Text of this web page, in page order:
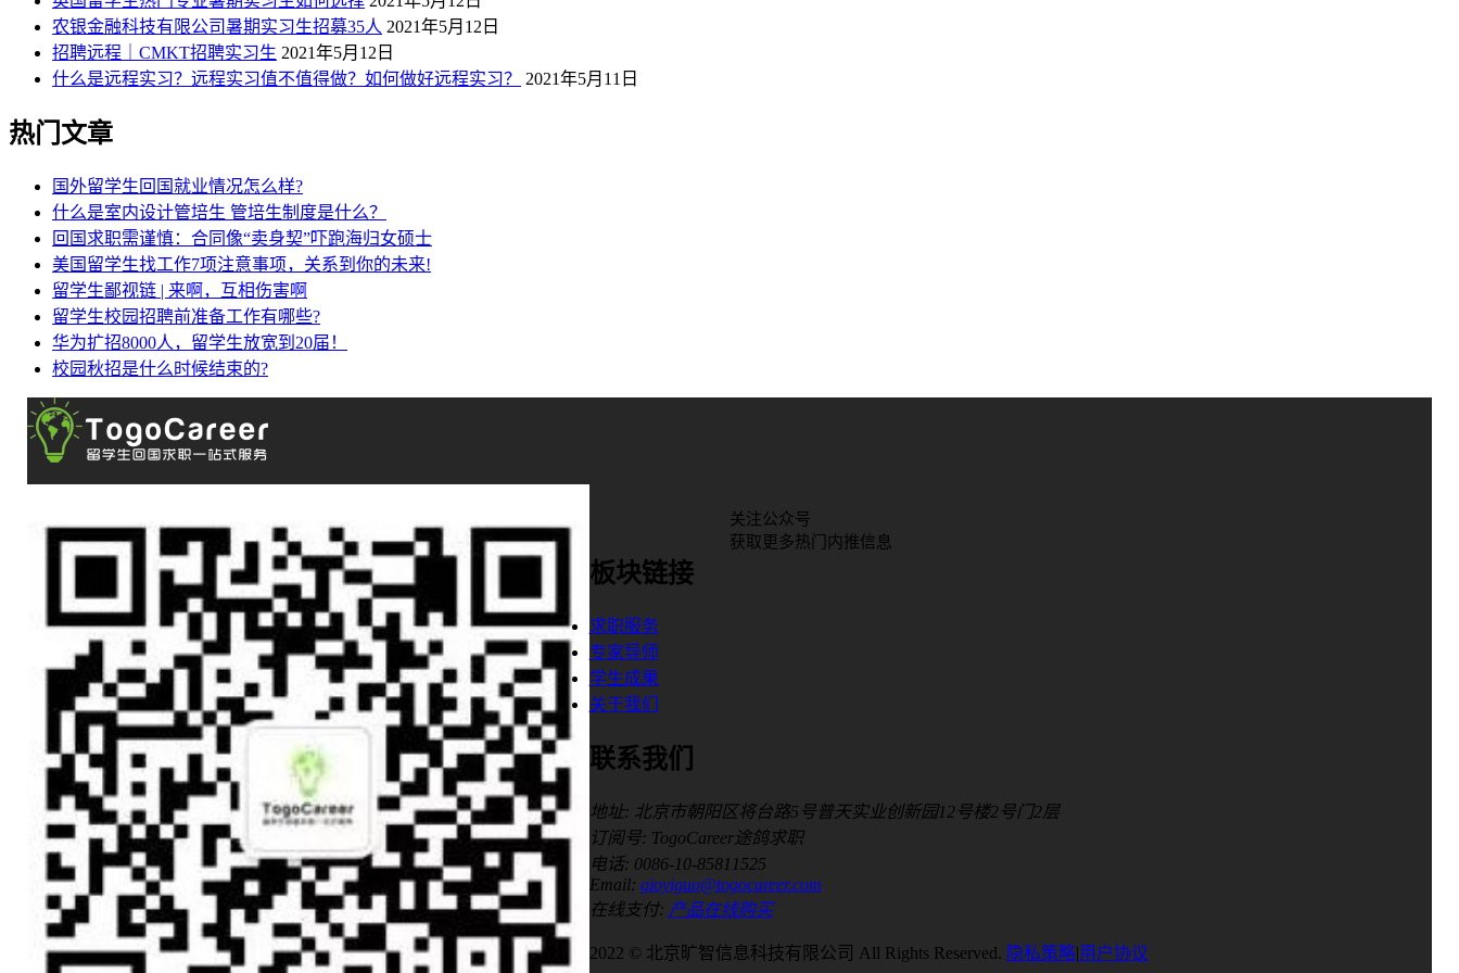
农银金融科技有限公司暑期实习生招募35人 2021年5月12日
招聘远程｜CMKT招聘实习生 2021年5月12日
什么是远程实习？远程实习值不值得做？如何做好远程实习？
2021年5月11日
热门文章
国外留学生回国就业情况怎么样?
什么是室内设计管培生 管培生制度是什么？
回国求职需谨慎：合同像“卖身契”吓跑海归女硕士
美国留学生找工作7项注意事项，关系到你的未来!
留学生鄙视链 | 来啊，互相伤害啊
留学生校园招聘前准备工作有哪些?
华为扩招8000人，留学生放宽到20届！
校园秋招是什么时候结束的?
关注公众号
获取更多热门内推信息
板块链接
求职服务
专家导师
学生成果
关于我们
联系我们
地址: 北京市朝阳区将台路5号普天实业创新园12号楼2号门2层
订阅号: TogoCareer途鸽求职
电话: 0086-10-85811525
Email: gioyiguo@togocareer.com
在线支付: 产品在线购买
2022 © 北京旷智信息科技有限公司 All Rights Reserved. 隐私策略|用户协议